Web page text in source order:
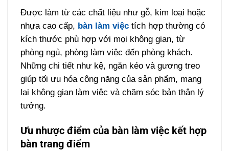
Được làm từ các chất liệu như gỗ, kim loại hoặc
nhựa cao cấp, bàn làm việc tích hợp thường có
kích thước phù hợp với mọi không gian, từ
phòng ngủ, phòng làm việc đến phòng khách.
Những chi tiết như kệ, ngăn kéo và gương treo
giúp tối ưu hóa công năng của sản phẩm, mang
lại không gian làm việc và chăm sóc bản thân lý
tưởng.
Ưu nhược điểm của bàn làm việc kết hợp
bàn trang điểm